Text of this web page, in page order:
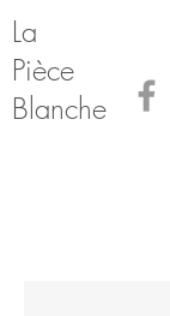
La
Pièce
Blanche